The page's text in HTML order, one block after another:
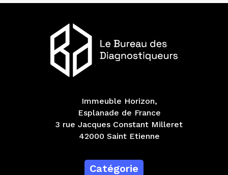
Immeuble Horizon,
Esplanade de France
3 rue Jacques Constant Milleret
42000 Saint Etienne
Catégorie